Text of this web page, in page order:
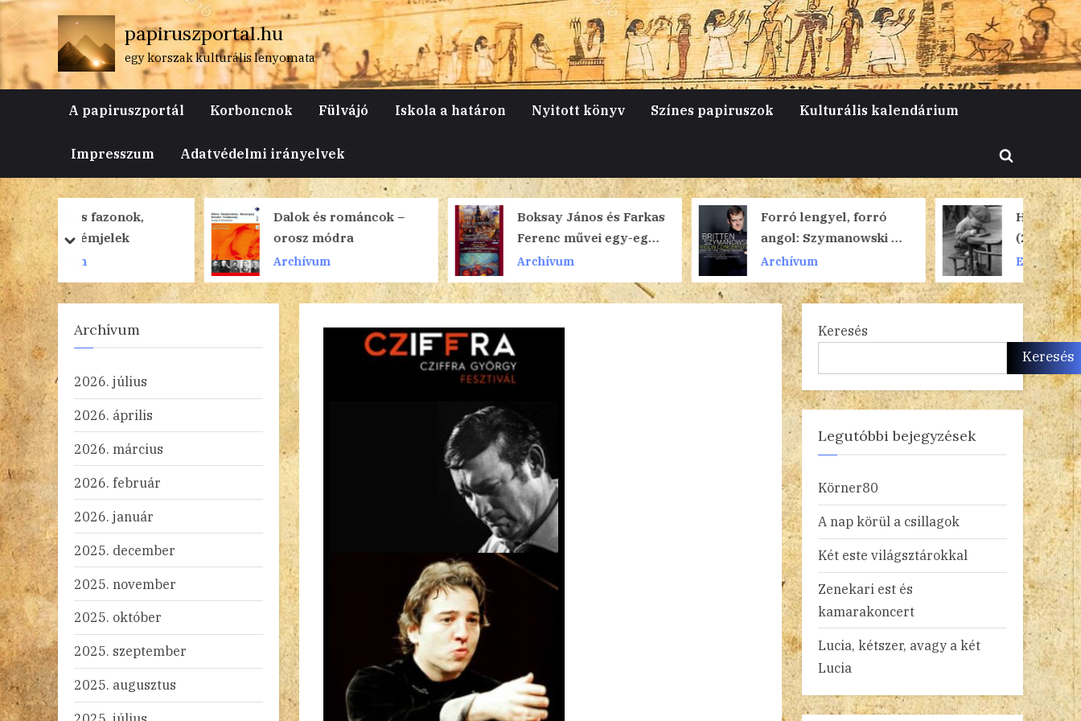
Skip
to
content
papiruszportal.hu
egy korszak kulturális lenyomata
A papiruszportál Korboncnok Fülvájó Iskola a határon Nyitott könyv Színes papiruszok Kulturális kalendárium
Impresszum Adatvédelmi irányelvek
Toggle
search
form
Dalok és románcok –
orosz módra
Archívum
Boksay János és Farkas
Ferenc művei egy-egy
Archívum
Forró lengyel, forró
angol: Szymanowski és
hegedűversenyei
Archívum
Heti papiruszok
(2309)
Egyéb kategória
prev
next
Archívum
2026. július
2026. április
2026. március
2026. február
2026. január
2025. december
2025. november
2025. október
2025. szeptember
2025. augusztus
Keresés
Keresés
Legutóbbi bejegyzések
Körner80
A nap körül a csillagok
Két este világsztárokkal
Zenekari est és
kamarakoncert
Lucia, kétszer, avagy a két
Lucia